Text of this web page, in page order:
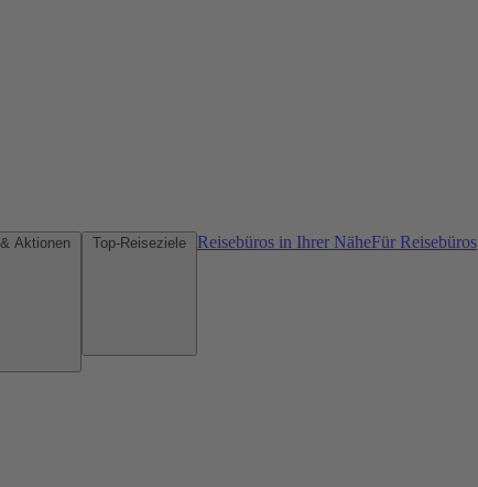
Reisebüros in Ihrer NäheFür Reisebüros